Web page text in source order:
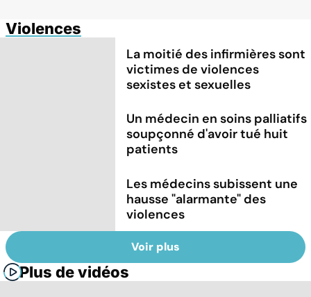
Violences
La moitié des infirmières sont
victimes de violences
sexistes et sexuelles
Un médecin en soins palliatifs
soupçonné d'avoir tué huit
patients
Les médecins subissent une
hausse "alarmante" des
violences
Voir plus
Plus de vidéos